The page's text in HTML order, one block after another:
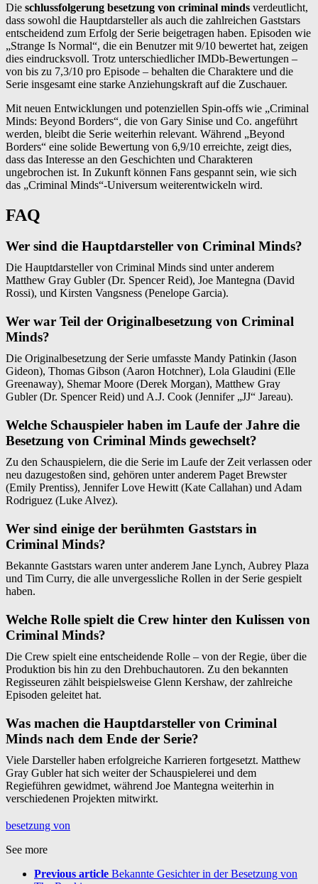
Die schlussfolgerung besetzung von criminal minds verdeutlicht,
dass sowohl die Hauptdarsteller als auch die zahlreichen Gaststars
entscheidend zum Erfolg der Serie beigetragen haben. Episoden wie
„Strange Is Normal“, die ein Benutzer mit 9/10 bewertet hat, zeigen
dies eindrucksvoll. Trotz unterschiedlicher IMDb-Bewertungen –
von bis zu 7,3/10 pro Episode – behalten die Charaktere und die
Serie insgesamt eine starke Anziehungskraft auf die Zuschauer.
Mit neuen Entwicklungen und potenziellen Spin-offs wie „Criminal
Minds: Beyond Borders“, die von Gary Sinise und Co. angeführt
werden, bleibt die Serie weiterhin relevant. Während „Beyond
Borders“ eine solide Bewertung von 6,9/10 erreichte, zeigt dies,
dass das Interesse an den Geschichten und Charakteren
ungebrochen ist. In Zukunft können Fans gespannt sein, wie sich
das „Criminal Minds“-Universum weiterentwickeln wird.
FAQ
Wer sind die Hauptdarsteller von Criminal Minds?
Die Hauptdarsteller von Criminal Minds sind unter anderem
Matthew Gray Gubler (Dr. Spencer Reid), Joe Mantegna (David
Rossi), und Kirsten Vangsness (Penelope Garcia).
Wer war Teil der Originalbesetzung von Criminal
Minds?
Die Originalbesetzung der Serie umfasste Mandy Patinkin (Jason
Gideon), Thomas Gibson (Aaron Hotchner), Lola Glaudini (Elle
Greenaway), Shemar Moore (Derek Morgan), Matthew Gray
Gubler (Dr. Spencer Reid) und A.J. Cook (Jennifer „JJ“ Jareau).
Welche Schauspieler haben im Laufe der Jahre die
Besetzung von Criminal Minds gewechselt?
Zu den Schauspielern, die die Serie im Laufe der Zeit verlassen oder
neu dazugestoßen sind, gehören unter anderem Paget Brewster
(Emily Prentiss), Jennifer Love Hewitt (Kate Callahan) und Adam
Rodriguez (Luke Alvez).
Wer sind einige der berühmten Gaststars in
Criminal Minds?
Bekannte Gaststars waren unter anderem Jane Lynch, Aubrey Plaza
und Tim Curry, die alle unvergessliche Rollen in der Serie gespielt
haben.
Welche Rolle spielt die Crew hinter den Kulissen von
Criminal Minds?
Die Crew spielt eine entscheidende Rolle – von der Regie, über die
Produktion bis hin zu den Drehbuchautoren. Zu den bekannten
Regisseuren zählt beispielsweise Glenn Kershaw, der zahlreiche
Episoden geleitet hat.
Was machen die Hauptdarsteller von Criminal
Minds nach dem Ende der Serie?
Viele Darsteller haben erfolgreiche Karrieren fortgesetzt. Matthew
Gray Gubler hat sich weiter der Schauspielerei und dem
Regieführen gewidmet, während Joe Mantegna weiterhin in
verschiedenen Projekten mitwirkt.
besetzung von
See more
Previous article Bekannte Gesichter in der Besetzung von